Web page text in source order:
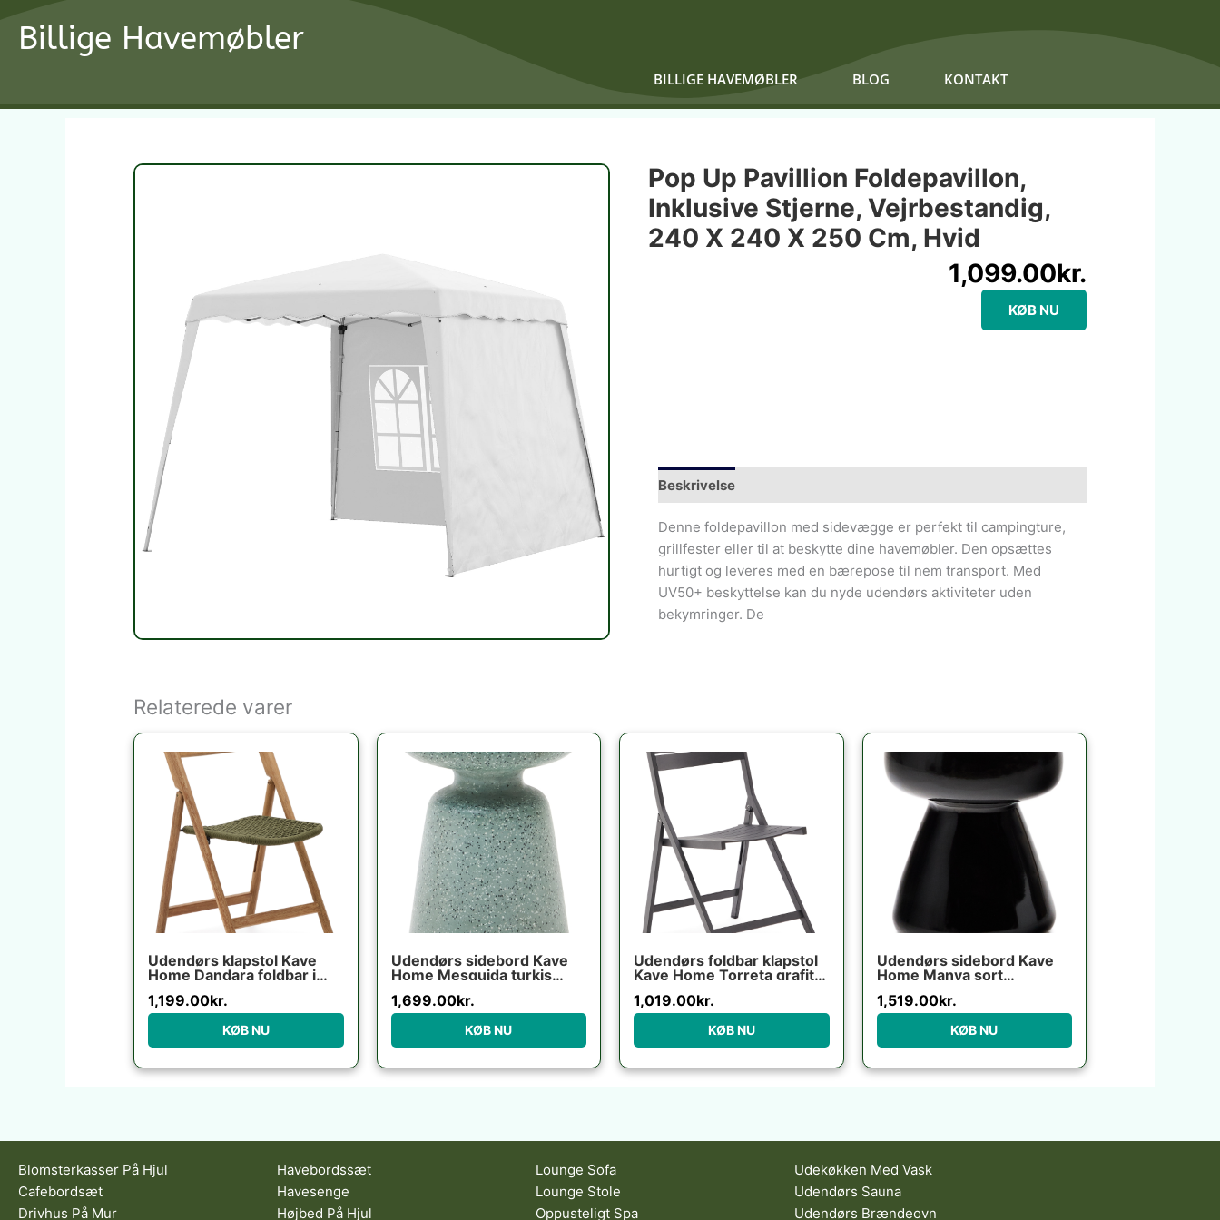
indholdet
Billige Havemøbler
BILLIGE HAVEMØBLER BLOG KONTAKT
Pop Up Pavillion Foldepavillon,
Inklusive Stjerne, Vejrbestandig,
240 X 240 X 250 Cm, Hvid
1,099.00kr.
KØB NU
Beskrivelse
Denne foldepavillon med sidevægge er perfekt til campingture,
grillfester eller til at beskytte dine havemøbler. Den opsættes
hurtigt og leveres med en bærepose til nem transport. Med
UV50+ beskyttelse kan du nyde udendørs aktiviteter uden
bekymringer. De
Relaterede varer
Udendørs klapstol Kave
Home Dandara foldbar i
grønt reb UV-resistent
FSC-certificeret
1,199.00kr.
KØB NU
Udendørs sidebord Kave
Home Mesquida turkis
vejrbestandigt nordisk
design
1,699.00kr.
KØB NU
Udendørs foldbar klapstol
Kave Home Torreta grafit
UV-modstandsdygtig
1,019.00kr.
KØB NU
Udendørs sidebord Kave
Home Manya sort
cm industrielt design
1,519.00kr.
KØB NU
Blomsterkasser På Hjul
Cafebordsæt
Drivhus På Mur
Havebordssæt
Havesenge
Højbed På Hjul
Lounge Sofa
Lounge Stole
Oppusteligt Spa
Udekøkken Med Vask
Udendørs Sauna
Udendørs Brændeovn